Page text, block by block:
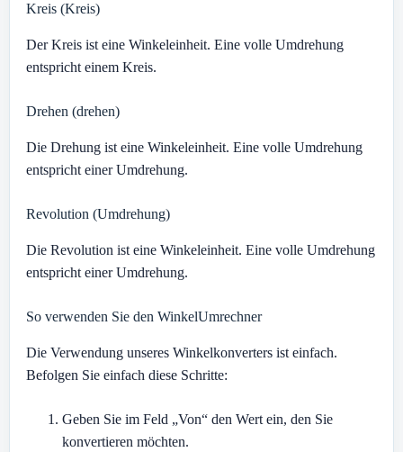
Kreis (Kreis)
Der Kreis ist eine Winkeleinheit. Eine volle Umdrehung
entspricht einem Kreis.
Drehen (drehen)
Die Drehung ist eine Winkeleinheit. Eine volle Umdrehung
entspricht einer Umdrehung.
Revolution (Umdrehung)
Die Revolution ist eine Winkeleinheit. Eine volle Umdrehung
entspricht einer Umdrehung.
So verwenden Sie den WinkelUmrechner
Die Verwendung unseres Winkelkonverters ist einfach.
Befolgen Sie einfach diese Schritte:
Geben Sie im Feld „Von“ den Wert ein, den Sie
konvertieren möchten.